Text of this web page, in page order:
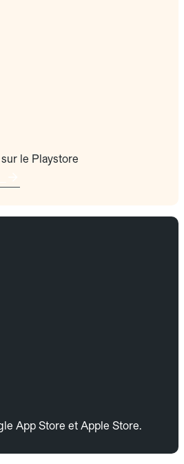
le Playstore
App Store et Apple Store.